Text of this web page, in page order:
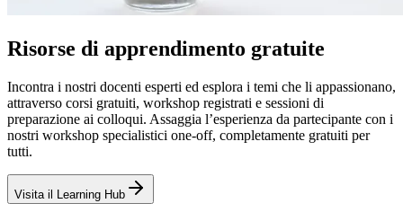
Risorse di apprendimento gratuite
Incontra i nostri docenti esperti ed esplora i temi che li appassionano,
attraverso corsi gratuiti, workshop registrati e sessioni di
preparazione ai colloqui. Assaggia l’esperienza da partecipante con i
nostri workshop specialistici one‑off, completamente gratuiti per
tutti.
Visita il Learning Hub